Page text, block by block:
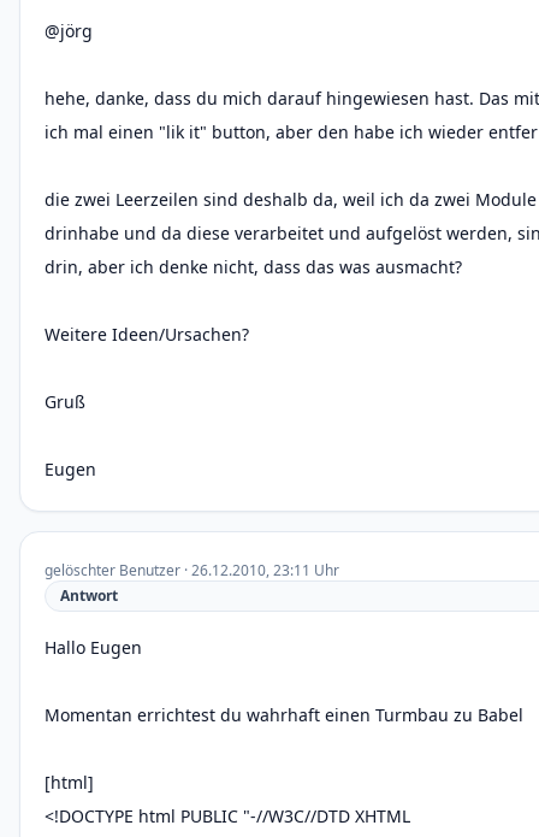
@jörg
hehe, danke, dass du mich darauf hingewiesen hast. Das
ich mal einen "lik it" button, aber den habe ich wieder
die zwei Leerzeilen sind deshalb da, weil ich da zwei Module
drinhabe und da diese verarbeitet und aufgelöst werden,
drin, aber ich denke nicht, dass das was ausmacht?
Weitere Ideen/Ursachen?
Gruß
Eugen
gelöschter Benutzer · 26.12.2010, 23:11 Uhr
Antwort
Hallo Eugen
Momentan errichtest du wahrhaft einen Turmbau zu Babel
[html]
<!DOCTYPE html PUBLIC "-//W3C//DTD XHTML